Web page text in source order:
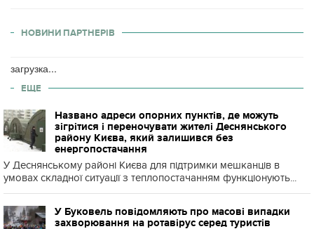
НОВИНИ ПАРТНЕРІВ
загрузка...
ЕЩЕ
Названо адреси опорних пунктів, де можуть
зігрітися і переночувати жителі Деснянського
району Києва, який залишився без
енергопостачання
У Деснянському районі Києва для підтримки мешканців в
умовах складної ситуації з теплопостачанням функціонують...
У Буковель повідомляють про масові випадки
захворювання на ротавірус серед туристів